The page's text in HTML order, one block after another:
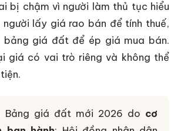
bị chậm vì người làm thủ tục hiểu
lấy giá rao bán để tính thuế,
bảng giá đất để ép giá mua bán.
giá có vai trò riêng và không thể
Bảng giá đất mới 2026 do cơ